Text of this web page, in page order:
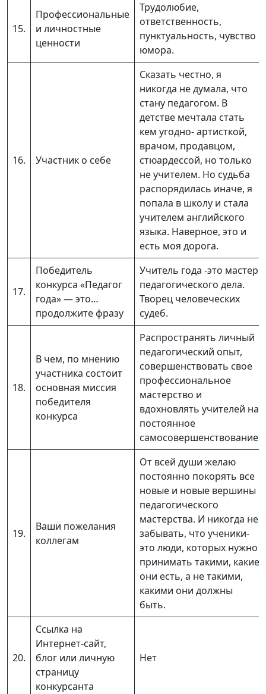
15.
Профессиональные
и личностные
ценности
Трудолюбие,
ответственность,
пунктуальность, чувство
юмора.
16. Участник о себе
Сказать честно, я
никогда не думала, что
стану педагогом. В
детстве мечтала стать
кем угодно- артисткой,
врачом, продавцом,
стюардессой, но только
не учителем. Но судьба
распорядилась иначе, я
попала в школу и стала
учителем английского
языка. Наверное, это и
есть моя дорога.
17.
Победитель
конкурса «Педагог
года» — это…
продолжите фразу
Учитель года -это мастер
педагогического дела.
Творец человеческих
судеб.
18.
В чем, по мнению
участника состоит
основная миссия
победителя
конкурса
Распространять личный
педагогический опыт,
совершенствовать свое
профессиональное
мастерство и
вдохновлять учителей на
постоянное
самосовершенствование.
19.
Ваши пожелания
коллегам
От всей души желаю
постоянно покорять все
новые и новые вершины
педагогического
мастерства. И никогда не
забывать, что ученики-
это люди, которых нужно
принимать такими, какие
они есть, а не такими,
какими они должны
быть.
20.
Ссылка на
Интернет-сайт,
блог или личную
страницу
конкурсанта
Нет